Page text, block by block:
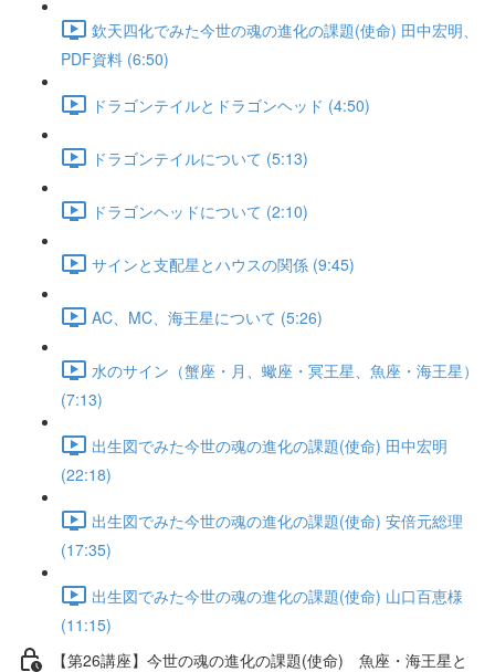
欽天四化でみた今世の魂の進化の課題(使命) 田中宏明、
PDF資料 (6:50)
ドラゴンテイルとドラゴンヘッド (4:50)
ドラゴンテイルについて (5:13)
ドラゴンヘッドについて (2:10)
サインと支配星とハウスの関係 (9:45)
AC、MC、海王星について (5:26)
水のサイン（蟹座・月、蠍座・冥王星、魚座・海王星）
(7:13)
出生図でみた今世の魂の進化の課題(使命) 田中宏明
(22:18)
出生図でみた今世の魂の進化の課題(使命) 安倍元総理
(17:35)
出生図でみた今世の魂の進化の課題(使命) 山口百恵様
(11:15)
【第26講座】今世の魂の進化の課題(使命) 魚座・海王星と